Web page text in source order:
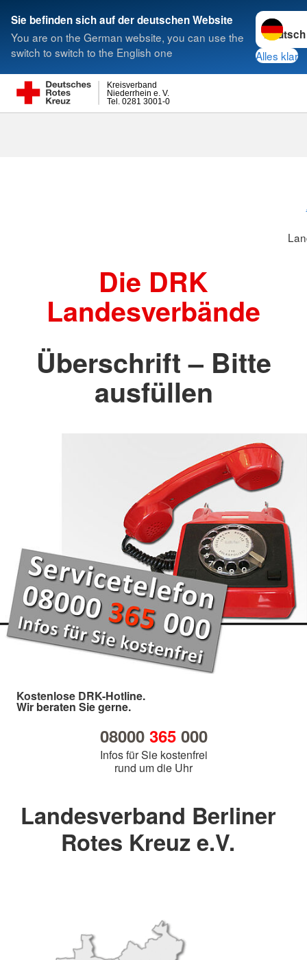
Sie befinden sich auf der deutschen Website
You are on the German website, you can use the
switch to switch to the English one
Sprache
Alles klar
Tel. 0281 3001-0
Niederrhein e. V.
Kreisverband
Suche
Die DRK
Landesverbände
Überschrift – Bitte
ausfüllen
Kostenlose DRK-Hotline.
Wir beraten Sie gerne.
08000 365000
Infos für Sie kostenfrei
rund um die Uhr
Landesverband Berliner
Rotes Kreuz e.V.